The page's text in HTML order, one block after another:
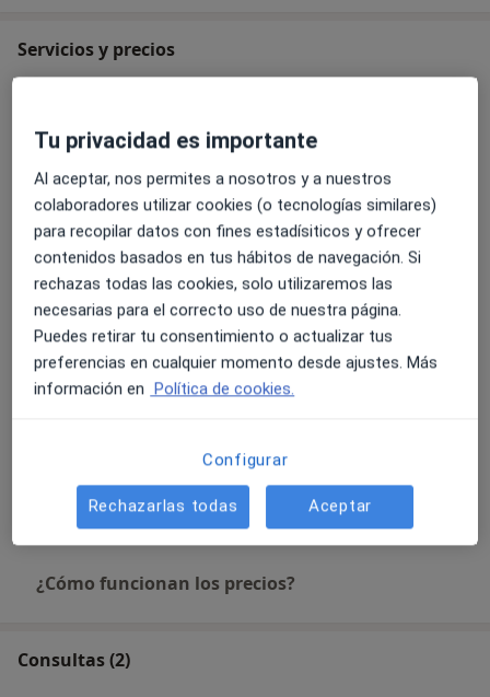
Servicios y precios
Ortodoncia
Detalles
Visita de revisión
Detalles
Retenedores ortodoncia
Detalles
+ 22 servicios
¿Cómo funcionan los precios?
Consultas (2)
Tu privacidad es importante
Al aceptar, nos permites a nosotros y a nuestros
colaboradores utilizar cookies (o tecnologías similares)
para recopilar datos con fines estadísiticos y ofrecer
contenidos basados en tus hábitos de navegación. Si
rechazas todas las cookies, solo utilizaremos las
necesarias para el correcto uso de nuestra página.
Puedes retirar tu consentimiento o actualizar tus
preferencias en cualquier momento desde ajustes. Más
información en Política de cookies.
Configurar
Rechazarlas todas Aceptar